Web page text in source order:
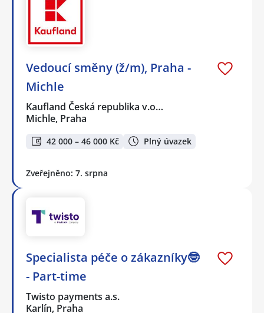
Vedoucí směny (ž/m), Praha -
Michle
Kaufland Česká republika v.o…
Michle, Praha
42 000 – 46 000 Kč Plný úvazek
Zveřejněno: 7. srpna
Specialista péče o zákazníky🤓
- Part-time
Twisto payments a.s.
Karlín, Praha